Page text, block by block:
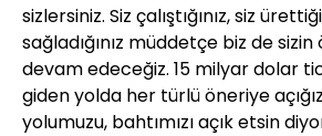
sizlersiniz. Siz çalıştığınız, siz
sağladığınız müddetçe biz de
devam edeceğiz. 15 milyar dolar
giden yolda her türlü öneriye
yolumuzu, bahtımızı açık etsin